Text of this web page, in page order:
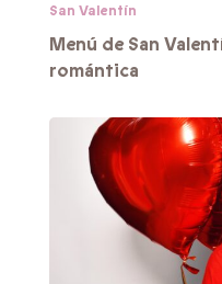
San Valentín
Menú de San
romántica